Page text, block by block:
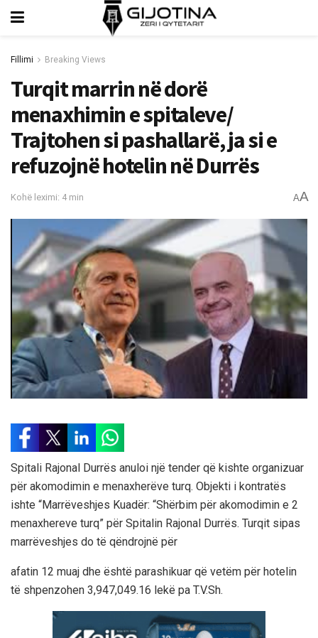
Fillimi Breaking Views
Turqit marrin në dorë
menaxhimin e spitaleve/
Trajtohen si pashallarë, ja si e
refuzojnë hotelin në Durrës
Kohë leximi: 4 min AA
Spitali Rajonal Durrës anuloi një tender që kishte organizuar
për akomodimin e menaxherëve turq. Objekti i kontratës
ishte “Marrëveshjes Kuadër: “Shërbim për akomodimin e 2
menaxhereve turq” për Spitalin Rajonal Durrës. Turqit sipas
marrëveshjes do të qëndrojnë për
afatin 12 muaj dhe është parashikuar që vetëm për hotelin
të shpenzohen 3,947,049.16 lekë pa T.V.Sh.